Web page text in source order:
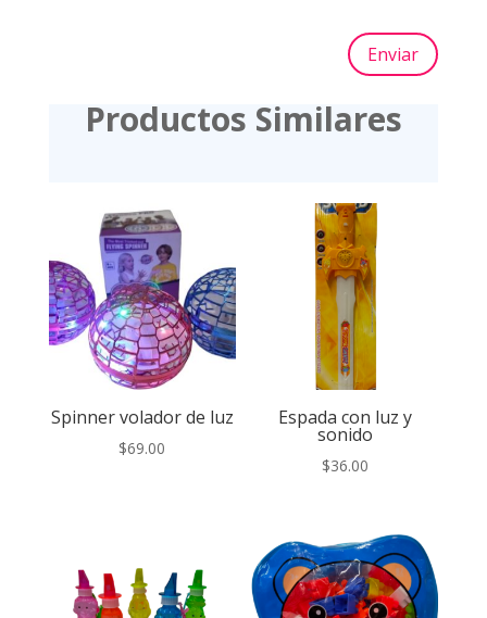
Enviar
Productos Similares
Spinner volador de luz
$69.00
Espada con luz y
sonido
$36.00